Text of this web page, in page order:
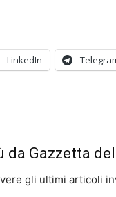
LinkedIn
da Gazzetta
gli ultimi articoli